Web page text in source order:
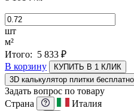
шт
м²
Итого: 5 833 ₽
В корзину
КУПИТЬ В 1 КЛИК
3D калькулятор плитки бесплатно
Задать вопрос по товару
Страна
Италия